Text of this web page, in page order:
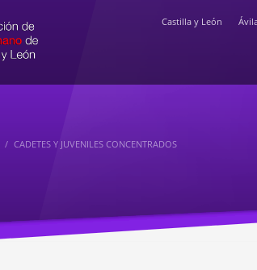
Castilla y León
CADETES Y JUVENILES CONCENTRADOS